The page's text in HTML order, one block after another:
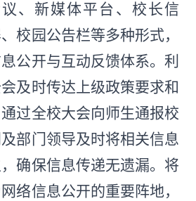
、新媒体平台、校长信
校园公告栏等多种形式，
公开与互动反馈体系。利
及时传达上级政策要求和
过全校大会向师生通报校
部门领导及时将相关信息
确保信息传递无遗漏。将
络信息公开的重要阵地，